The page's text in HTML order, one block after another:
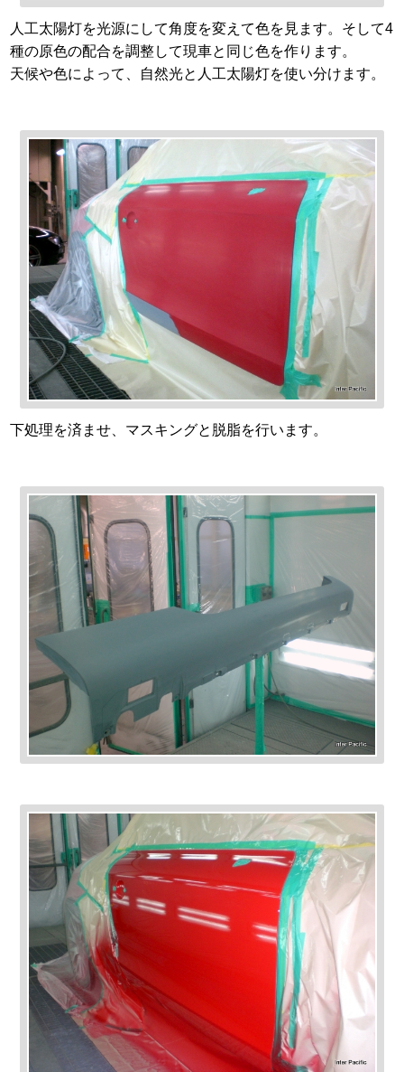
人工太陽灯を光源にして角度を変えて色を見ます。そして4
種の原色の配合を調整して現車と同じ色を作ります。
天候や色によって、自然光と人工太陽灯を使い分けます。
下処理を済ませ、マスキングと脱脂を行います。